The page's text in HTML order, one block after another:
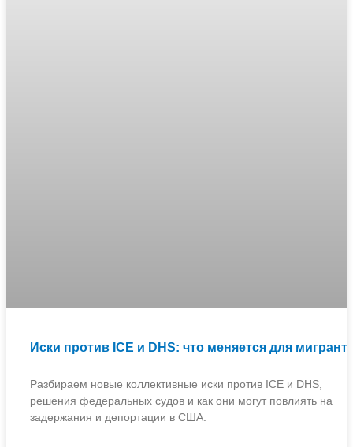
Иски против ICE и DHS: что меняется для
Разбираем новые коллективные иски против ICE и DHS,
решения федеральных судов и как они могут повлиять на
задержания и депортации в США.